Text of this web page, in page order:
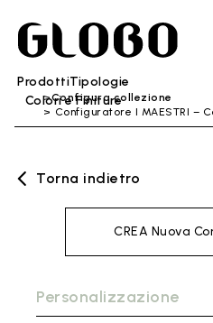
ProdottiTipologie
Colori e Finiture
Configura collezione
Configuratore I MAESTRI –
Torna indietro
CREA Nuova
Personalizzazione